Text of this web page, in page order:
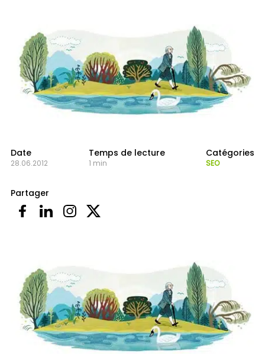
Date
28.06.2012
Temps de lecture
1 min
Catégories
SEO
Partager